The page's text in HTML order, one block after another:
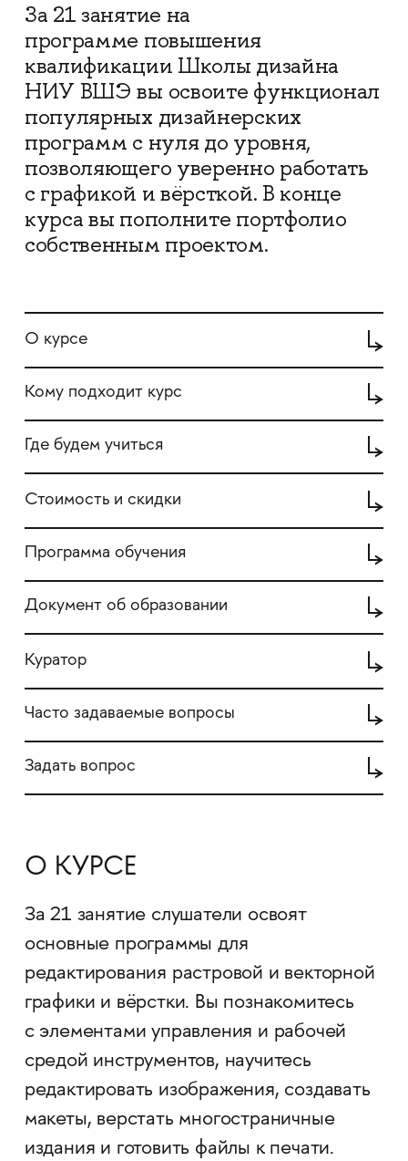
За 21 занятие на
программе повышения
квалификации Школы дизайна
НИУ ВШЭ вы освоите функционал
популярных дизайнерских
программ с нуля до уровня,
позволяющего уверенно работать
с графикой и вёрсткой. В конце
курса вы пополните портфолио
собственным проектом.
О курсе
Кому подходит курс
Где будем учиться
Стоимость и скидки
Программа обучения
Документ об образовании
Куратор
Часто задаваемые вопросы
Задать вопрос
О КУРСЕ
За 21 занятие слушатели освоят
основные программы для
редактирования растровой и векторной
графики и вёрстки. Вы познакомитесь
с элементами управления и рабочей
средой инструментов, научитесь
редактировать изображения, создавать
макеты, верстать многостраничные
издания и готовить файлы к печати.